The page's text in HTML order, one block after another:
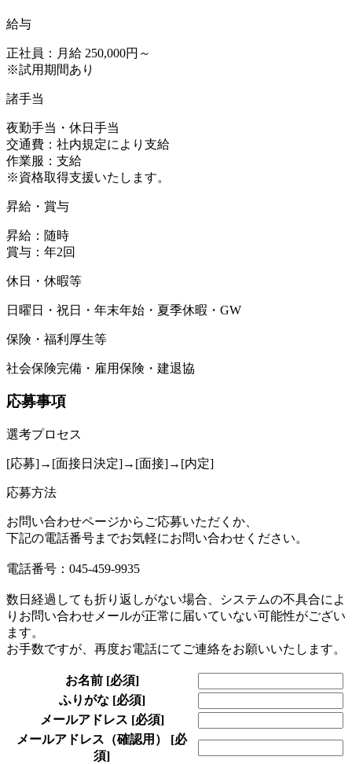
給与
正社員：月給 250,000円～
※試用期間あり
諸手当
夜勤手当・休日手当
交通費：社内規定により支給
作業服：支給
※資格取得支援いたします。
昇給・賞与
昇給：随時
賞与：年2回
休日・休暇等
日曜日・祝日・年末年始・夏季休暇・GW
保険・福利厚生等
社会保険完備・雇用保険・建退協
応募事項
選考プロセス
[応募]→[面接日決定]→[面接]→[内定]
応募方法
お問い合わせページからご応募いただくか、
下記の電話番号までお気軽にお問い合わせください。
電話番号：045-459-9935
数日経過しても折り返しがない場合、システムの不具合によ
りお問い合わせメールが正常に届いていない可能性がござい
ます。
お手数ですが、再度お電話にてご連絡をお願いいたします。
お名前 [必須]
ふりがな [必須]
メールアドレス [必須]
メールアドレス（確認用） [必
須]